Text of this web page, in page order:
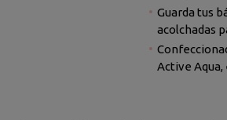
Guarda tus
acolchadas
Active Aqua,